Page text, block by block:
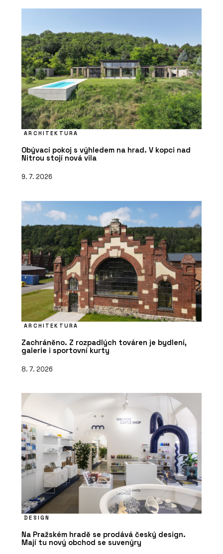
ARCHITEKTURA
Obývací pokoj s výhledem na hrad. V kopci nad
Nitrou stojí nová vila
9. 7. 2026
ARCHITEKTURA
Zachráněno. Z rozpadlých továren je bydlení,
galerie i sportovní kurty
8. 7. 2026
DESIGN
Na Pražském hradě se prodává český design.
Mají tu nový obchod se suvenýry